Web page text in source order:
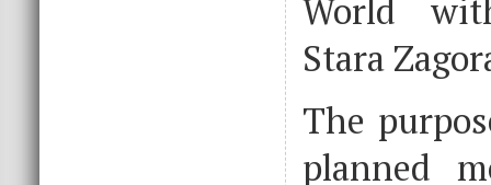
World
Stara
The
planned